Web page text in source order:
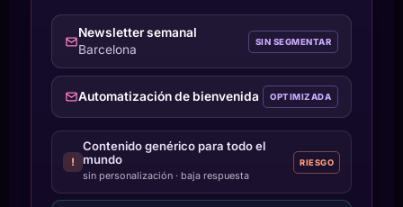
Newsletter semanal
Barcelona
SIN SEGMENTAR
Automatización de bienvenida OPTIMIZADA
!
Contenido genérico para todo el
mundo
sin personalización · baja respuesta
RIESGO